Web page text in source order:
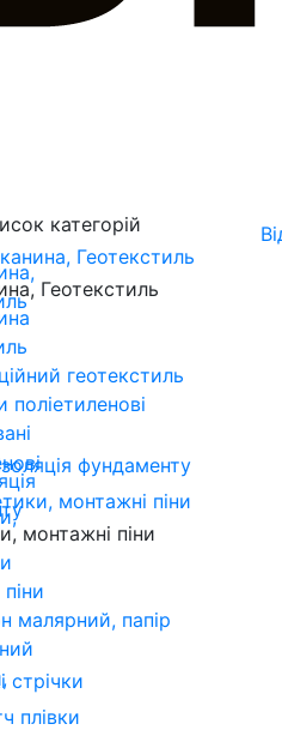
категорій
Геотекстиль
Геотекстиль
геотекстиль
поліетиленові
фундаменту
монтажні піни
монтажні піни
малярний, папір
стрічки
плівки